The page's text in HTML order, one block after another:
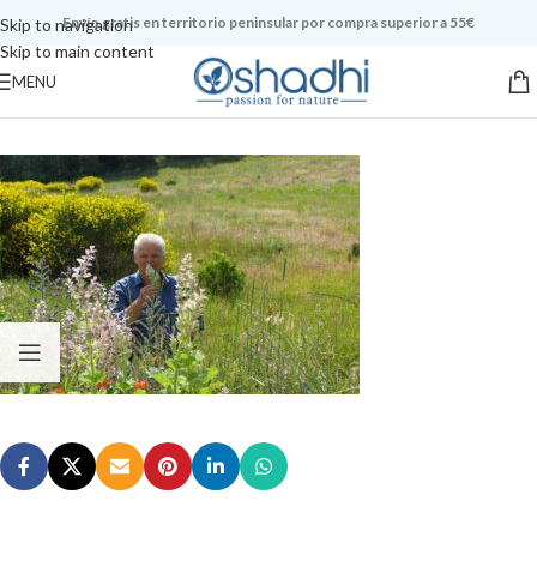
Skip to navigation
Skip to main content
Envío gratis en territorio peninsular por compra superior a 55€
MENU